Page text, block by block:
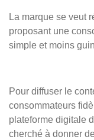
La marque se veut
proposant une
simple et moins
Pour diffuser le
consommateurs
plateforme digitale
cherché à donner